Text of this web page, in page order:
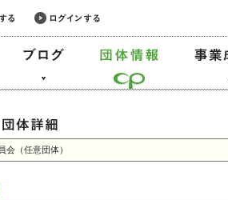
会（任意団体）